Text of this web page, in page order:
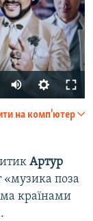
на комп'ютер
Артур
поза
країнами